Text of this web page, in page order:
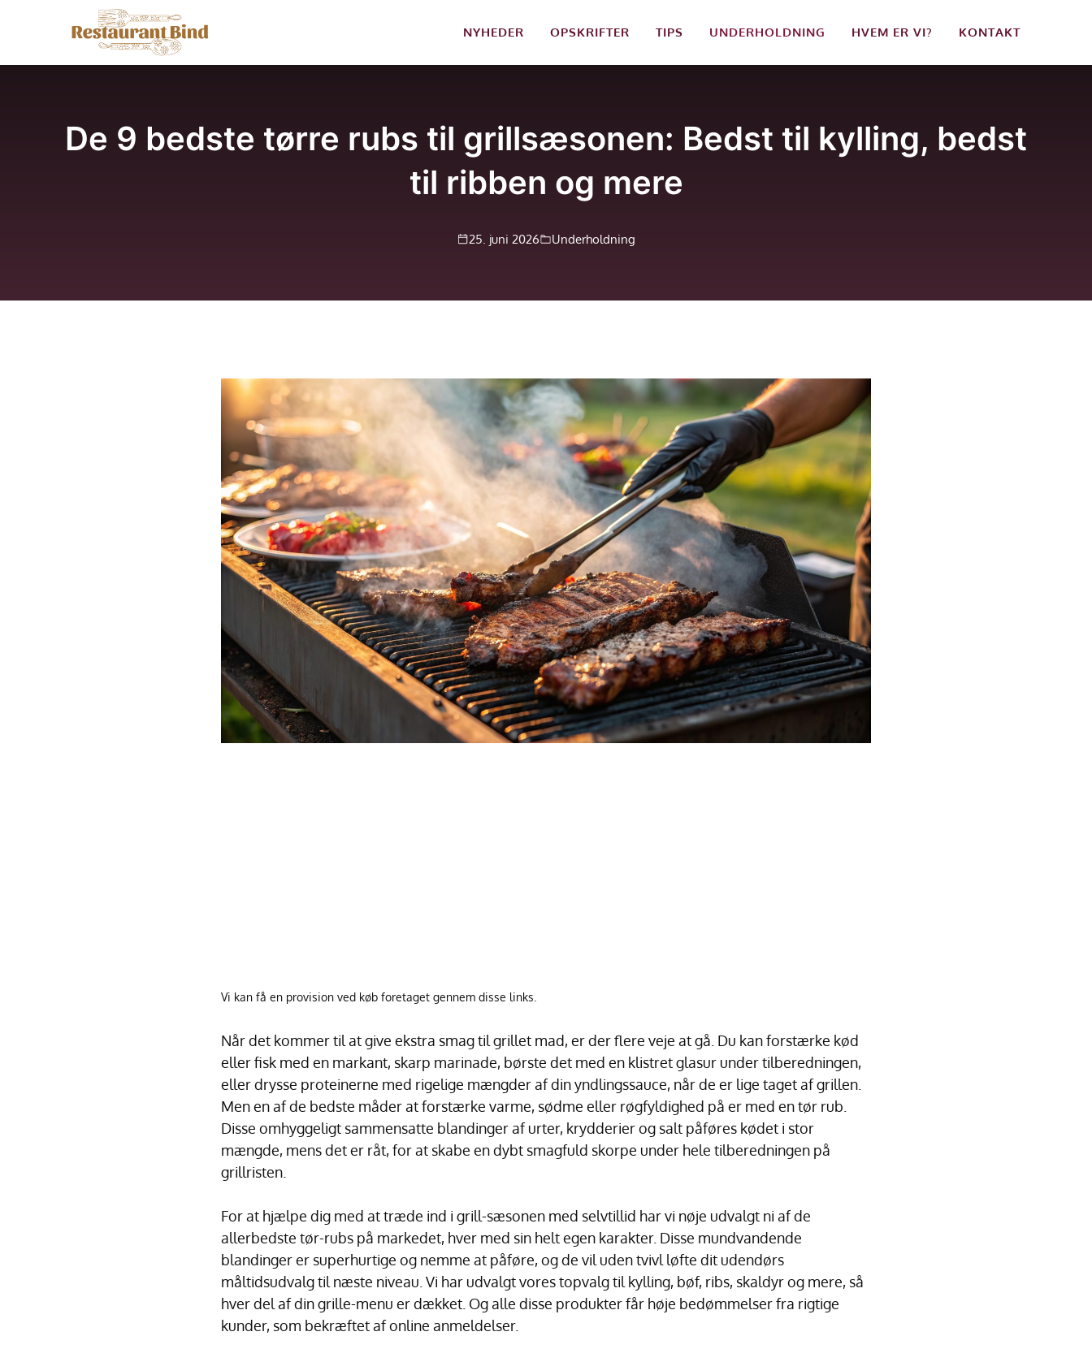
NYHEDER OPSKRIFTER TIPS UNDERHOLDNING HVEM ER VI? KONTAKT
De 9 bedste tørre rubs til grillsæsonen: Bedst til kylling, bedst
til ribben og mere
25. juni 2026 Underholdning
Vi kan få en provision ved køb foretaget gennem disse links.
Når det kommer til at give ekstra smag til grillet mad, er der flere veje at gå. Du kan forstærke kød
eller fisk med en markant, skarp marinade, børste det med en klistret glasur under tilberedningen,
eller drysse proteinerne med rigelige mængder af din yndlingssauce, når de er lige taget af grillen.
Men en af de bedste måder at forstærke varme, sødme eller røgfyldighed på er med en tør rub.
Disse omhyggeligt sammensatte blandinger af urter, krydderier og salt påføres kødet i stor
mængde, mens det er råt, for at skabe en dybt smagfuld skorpe under hele tilberedningen på
grillristen.
For at hjælpe dig med at træde ind i grill-sæsonen med selvtillid har vi nøje udvalgt ni af de
allerbedste tør-rubs på markedet, hver med sin helt egen karakter. Disse mundvandende
blandinger er superhurtige og nemme at påføre, og de vil uden tvivl løfte dit udendørs
måltidsudvalg til næste niveau. Vi har udvalgt vores topvalg til kylling, bøf, ribs, skaldyr og mere, så
hver del af din grille-menu er dækket. Og alle disse produkter får høje bedømmelser fra rigtige
kunder, som bekræftet af online anmeldelser.